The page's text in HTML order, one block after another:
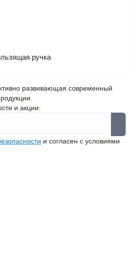
ручка
развивающая современный
и акции:
и согласен с условиями